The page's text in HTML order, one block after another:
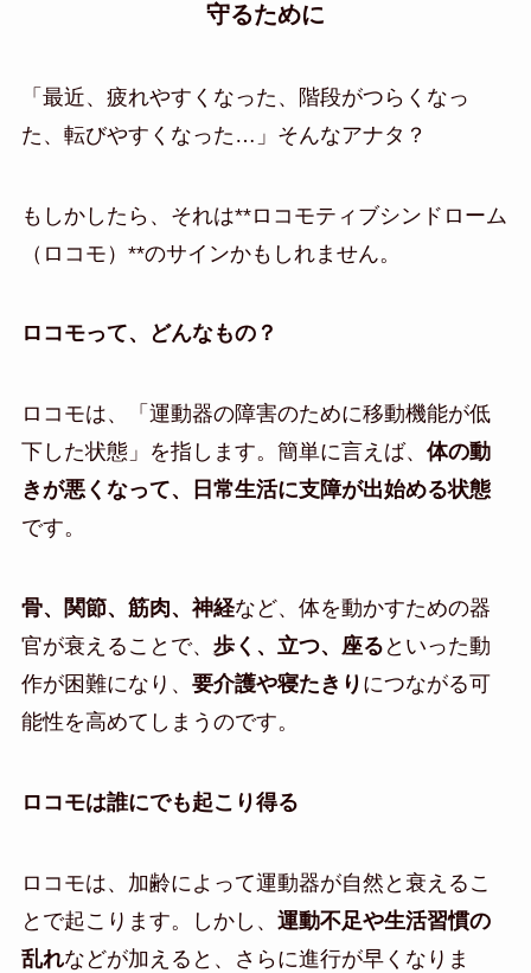
守るために
「最近、疲れやすくなった、階段がつらくなっ
た、転びやすくなった…」そんなアナタ？
もしかしたら、それは**ロコモティブシンドローム
（ロコモ）**のサインかもしれません。
ロコモって、どんなもの？
ロコモは、「運動器の障害のために移動機能が低
下した状態」を指します。簡単に言えば、 体の動
きが悪くなって、日常生活に支障が出始める状態
です。
骨、関節、筋肉、神経など、体を動かすための器
官が衰えることで、 歩く、立つ、座る といった動
作が困難になり、 要介護や寝たきり につながる可
能性を高めてしまうのです。
ロコモは誰にでも起こり得る
ロコモは、加齢によって運動器が自然と衰えるこ
とで起こります。しかし、 運動不足や生活習慣の
乱れなどが加えると、さらに進行が早くなりま